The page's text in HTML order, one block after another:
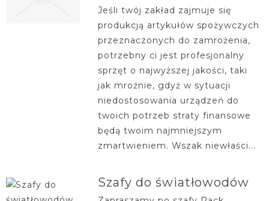
Jeśli twój zakład zajmuje się
produkcją artykułów spożywczych
przeznaczonych do zamrożenia,
potrzebny ci jest profesjonalny
sprzęt o najwyższej jakości, taki
jak mroźnie, gdyż w sytuacji
niedostosowania urządzeń do
twoich potrzeb straty finansowe
będą twoim najmniejszym
zmartwieniem. Wszak niewłaści...
Szafy do światłowodów